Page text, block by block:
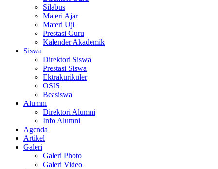
Silabus
Materi Ajar
Materi Uji
Prestasi Guru
Kalender Akademik
Siswa
Direktori Siswa
Prestasi Siswa
Ektrakurikuler
OSIS
Beasiswa
Alumni
Direktori Alumni
Info Alumni
Agenda
Artikel
Galeri
Galeri Photo
Galeri Video